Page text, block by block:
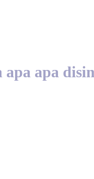
apa apa